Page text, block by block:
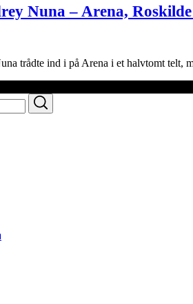
Nuna – Arena,
trådte ind i på Arena i et halvtomt telt,